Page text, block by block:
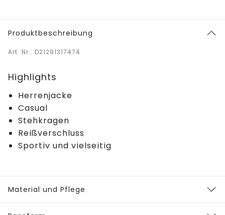
Produktbeschreibung
Art. Nr.: D21291317474
Highlights
Herrenjacke
Casual
Stehkragen
Reißverschluss
Sportiv und vielseitig
Material und Pflege